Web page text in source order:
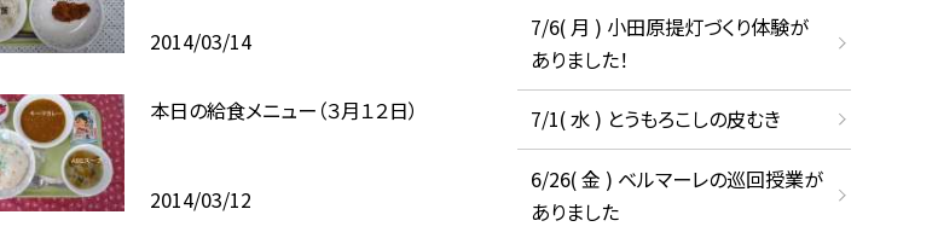
2014/03/14
本日の給食メニュー（３月１２日）
2014/03/12
7/6( 月 ) 小田原提灯づくり体験が
ありました！
7/1( 水 ) とうもろこしの皮むき
6/26( 金 ) ベルマーレの巡回授業が
ありました